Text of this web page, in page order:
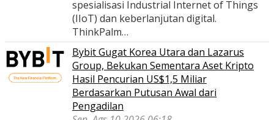
spesialisasi Industrial Internet of Things
(IIoT) dan keberlanjutan digital.
ThinkPalm…
Bybit Gugat Korea Utara dan Lazarus
Group, Bekukan Sementara Aset Kripto
Hasil Pencurian US$1,5 Miliar
Berdasarkan Putusan Awal dari
Pengadilan